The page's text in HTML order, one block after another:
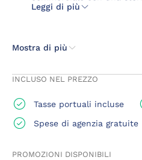
Leggi di più
Mostra di più
INCLUSO NEL PREZZO
Tasse portuali incluse
Spese di agenzia gratuite
PROMOZIONI DISPONIBILI